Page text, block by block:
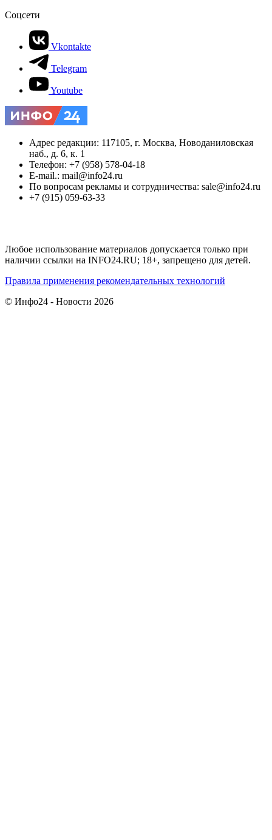
Соцсети
Vkontakte
Telegram
Youtube
Адрес редакции: 117105, г. Москва, Новоданиловская
наб., д. 6, к. 1
Телефон: +7 (958) 578-04-18
E-mail.: mail@info24.ru
По вопросам рекламы и сотрудничества: sale@info24.ru
+7 (915) 059-63-33
Любое использование материалов допускается только при
наличии ссылки на INFO24.RU; 18+, запрещено для детей.
Правила применения рекомендательных технологий
© Инфо24 - Новости 2026